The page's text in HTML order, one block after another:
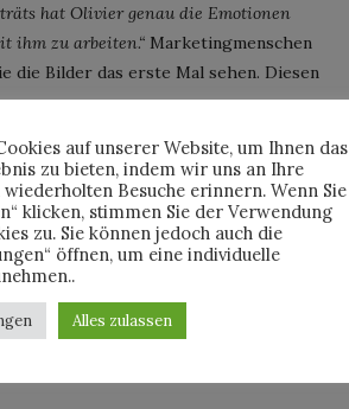
hat Olivier genau die Emotionen
ihm zu arbeiten.“ Marketingmenschen
die Bilder das erste Mal sehen. Diesen
auf unserer Website, um Ihnen das
zu bieten, indem wir uns an Ihre
Besuche erinnern. Wenn Sie
klicken, stimmen Sie der Verwendung
zu. Sie können jedoch auch die
öffnen, um eine individuelle
Alles zulassen